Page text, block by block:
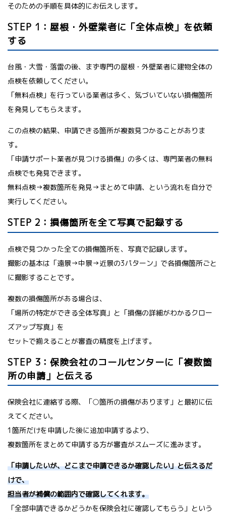
そのための手順を具体的にお伝えします。
STEP 1：屋根・外壁業者に「全体点検」を依頼
する
台風・大雪・落雷の後、まず専門の屋根・外壁業者に建物全体の
点検を依頼してください。
「無料点検」を行っている業者は多く、気づいていない損傷箇所
を発見してもらえます。
この点検の結果、申請できる箇所が複数見つかることがありま
す。
「申請サポート業者が見つける損傷」の多くは、専門業者の無料
点検でも発見できます。
無料点検→複数箇所を発見→まとめて申請、という流れを自分で
実行してください。
STEP 2：損傷箇所を全て写真で記録する
点検で見つかった全ての損傷箇所を、写真で記録します。
撮影の基本は「遠景→中景→近景の3パターン」で各損傷箇所ごと
に撮影することです。
複数の損傷箇所がある場合は、
「場所の特定ができる全体写真」と「損傷の詳細がわかるクロー
ズアップ写真」を
セットで揃えることが審査の精度を上げます。
STEP 3：保険会社のコールセンターに「複数箇
所の申請」と伝える
保険会社に連絡する際、「○箇所の損傷があります」と最初に伝
えてください。
1箇所だけを申請した後に追加申請するより、
複数箇所をまとめて申請する方が審査がスムーズに進みます。
「申請したいが、どこまで申請できるか確認したい」と伝えるだ
けで、
担当者が補償の範囲内で確認してくれます。
「全部申請できるかどうかを保険会社に確認してもらう」という